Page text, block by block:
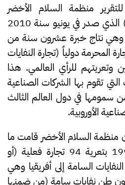
منظمة السلام الأخضر
العالمية (Greenpeace) الذي صدر في يونيو سنة 2010
وهي نتاج خبرة عشرون سنة من
المحرمة دولياً (تجارة النفايات
وتعريتهم للرأي العالمي. هذا
التي تقوم بها الشركات الصناعية
سمومها في دول العالم الثالث
الأوروبية.
منظمة السلام الأخضر قامت ما
بين سنتي 1988 – 1994 بتعرية 94 تجارة فعلية (أو
السامة إلى أفريقيا وهي
حمولة 10 مليون طن نفايات سامة (من ضمنها